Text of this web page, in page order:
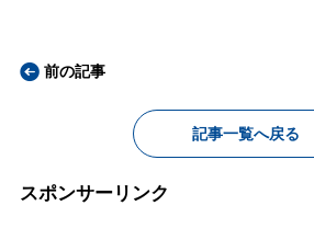
前の記事
記事一覧へ戻る
スポンサーリンク